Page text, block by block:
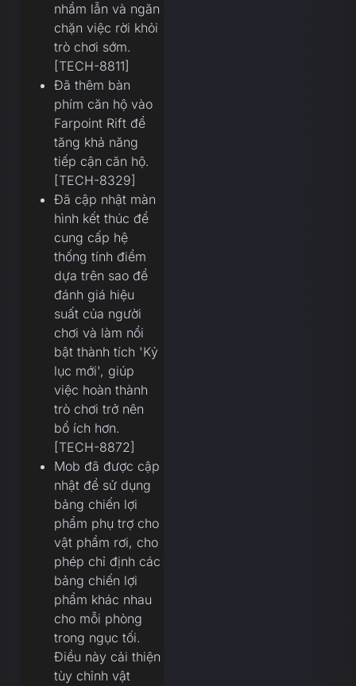
nhầm lẫn và ngăn
chặn việc rời khỏi
trò chơi sớm.
[TECH-8811]
Đã thêm bàn
phím căn hộ vào
Farpoint Rift để
tăng khả năng
tiếp cận căn hộ.
[TECH-8329]
Đã cập nhật màn
hình kết thúc để
cung cấp hệ
thống tính điểm
dựa trên sao để
đánh giá hiệu
suất của người
chơi và làm nổi
bật thành tích 'Kỷ
lục mới', giúp
việc hoàn thành
trò chơi trở nên
bổ ích hơn.
[TECH-8872]
Mob đã được cập
nhật để sử dụng
bảng chiến lợi
phẩm phụ trợ cho
vật phẩm rơi, cho
phép chỉ định các
bảng chiến lợi
phẩm khác nhau
cho mỗi phòng
trong ngục tối.
Điều này cải thiện
tùy chỉnh vật